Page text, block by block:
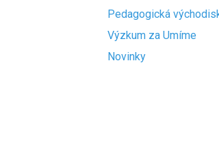
Pedagogická
Výzkum za Umíme
Novinky